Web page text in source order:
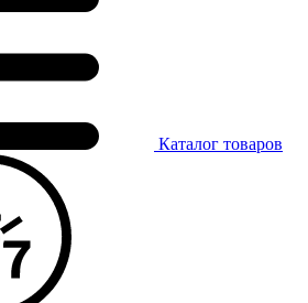
Каталог товаров